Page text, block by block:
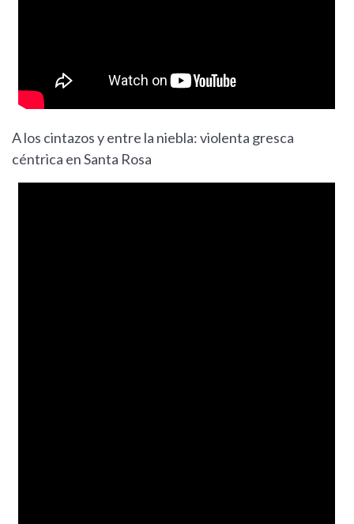
A los cintazos y entre la niebla: violenta gresca
céntrica en Santa Rosa